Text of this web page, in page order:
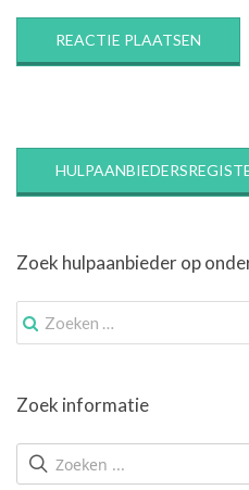
Zoek hulpaanbieder op
Zoek
naar:
Zoek informatie